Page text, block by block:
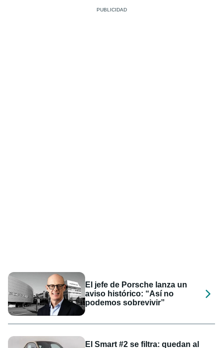
El jefe de Porsche lanza un
aviso histórico: “Así no
podemos sobrevivir”
El Smart #2 se filtra: quedan al